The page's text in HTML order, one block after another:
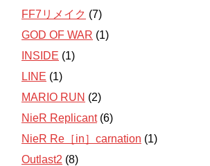
FF7リメイク (7)
GOD OF WAR (1)
INSIDE (1)
LINE (1)
MARIO RUN (2)
NieR Replicant(6)
NieR Re［in］carnation (1)
Outlast2 (8)